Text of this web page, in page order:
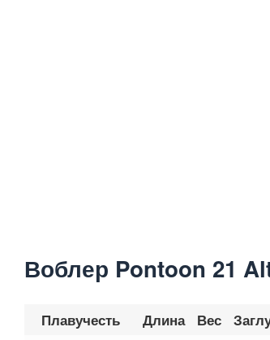
Воблер Pontoon 21
Плавучесть Длина Вес